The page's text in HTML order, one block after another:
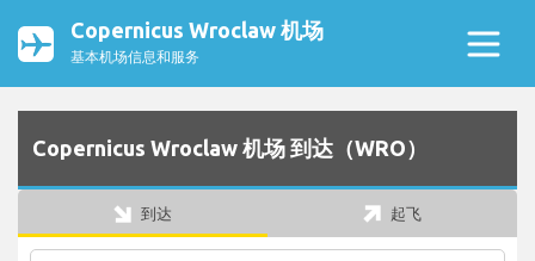
Copernicus Wroclaw 机场
基本机场信息和服务
Copernicus Wroclaw 机场 到达（WRO）
到达 起飞